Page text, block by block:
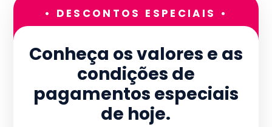
• DESCONTOS ESPECIAIS •
Conheça os valores e as
condições de
pagamentos especiais
de hoje.